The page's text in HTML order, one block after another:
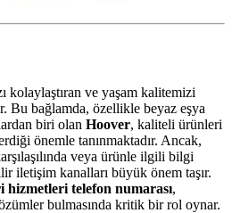
kolaylaştıran ve yaşam kalitemizi
Bu bağlamda, özellikle beyaz eşya
biri olan Hoover, kaliteli ürünleri
önemle tanınmaktadır. Ancak,
veya ürünle ilgili bilgi
iletişim kanalları büyük önem taşır.
hizmetleri telefon numarası,
bulmasında kritik bir rol oynar.